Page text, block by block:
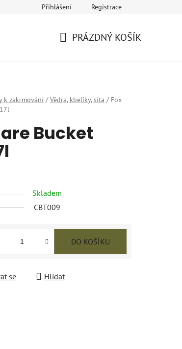
Provozovatel a fakturační údaje
Přihlášení Registrace
PRÁZDNÝ KOŠÍK
k zakrmování / Vědra, kbelíky, síta / Fox
Bucket
Skladem
CBT009
DO KOŠÍKU
se
Hlídat